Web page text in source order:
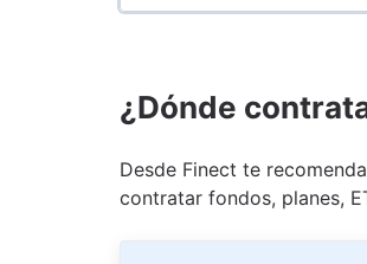
¿Dónde
Desde Finect te
contratar fondos, planes,